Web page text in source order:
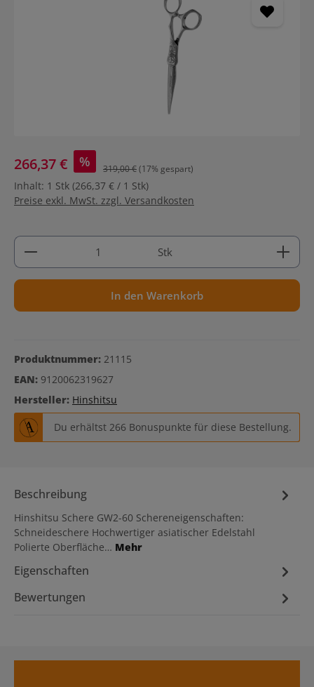
266,37 € % 319,00 €(17% gespart)
Inhalt: 1 Stk (266,37 € / 1 Stk)
Preise exkl. MwSt. zzgl. Versandkosten
Produkt Anzahl: Gib den gewünschten Wert ein
Stk
In den Warenkorb
Produktnummer: 21115
EAN: 9120062319627
Hersteller: Hinshitsu
Du erhältst 266 Bonuspunkte für diese Bestellung.
Beschreibung
Hinshitsu Schere GW2-60 Schereneigenschaften:
Schneideschere Hochwertiger asiatischer Edelstahl
Polierte Oberfläche… Mehr
Eigenschaften
Bewertungen